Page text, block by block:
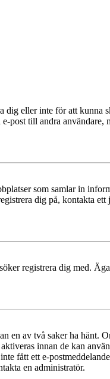
dig eller inte för att
till andra användare,
som samlar in
dig på, kontakta
registrera dig med.
en av två saker ha
innan de kan
fått ett e-
en administratör.